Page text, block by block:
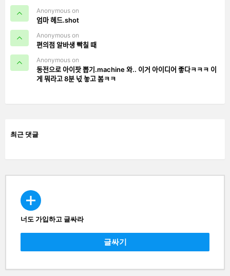
Anonymous on
엄마 헤드.shot
Anonymous on
편의점 알바생 빡칠 때
Anonymous on
동전으로 아이팟 뽑기.machine 와.. 이거 아이디어 좋다ㅋㅋㅋ 이
게 뭐라고 8분 넋 놓고 봄ㅋㅋ
최근 댓글
CREATE
너도 가입하고 글싸라
글싸기